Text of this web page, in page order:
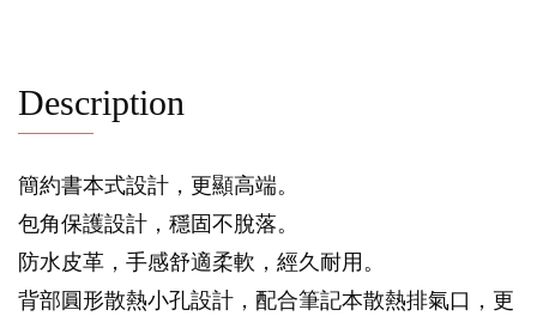
Description
簡約書本式設計，更顯高端。
包角保護設計，穩固不脫落。
防水皮革，手感舒適柔軟，經久耐用。
背部圓形散熱小孔設計，配合筆記本散熱排氣口，更